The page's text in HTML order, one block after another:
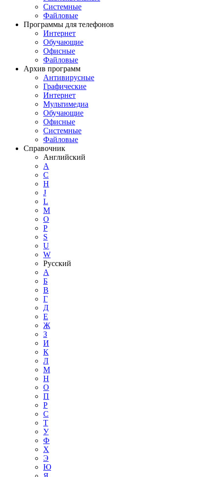
Системные
Файловые
Программы для телефонов
Интернет
Обучающие
Офисные
Файловые
Архив программ
Антивирусные
Графические
Интернет
Мультимедиа
Обучающие
Офисные
Системные
Файловые
Справочник
Английский
A
C
H
J
L
M
O
P
S
U
W
Русский
А
Б
В
Г
Д
Е
Ж
З
И
К
Л
М
Н
О
П
Р
С
Т
У
Ф
Х
Э
Ю